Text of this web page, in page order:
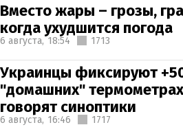
Вместо жары – грозы,
когда ухудшится погода
6 августа, 18:54 1713
Украинцы фиксируют
"домашних"
говорят синоптики
6 августа, 16:46 1717